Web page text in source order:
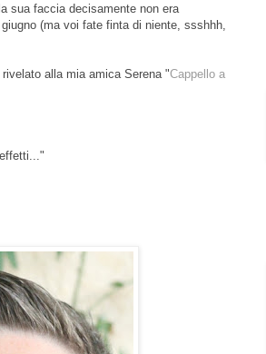
sua faccia decisamente non era
(ma voi fate finta di niente, ssshhh,
alla mia amica Serena "Cappello a